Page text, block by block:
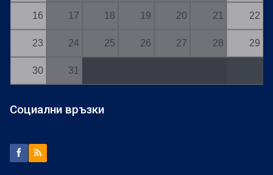
16 17 18 19 20 21 22
23 24 25 26 27 28 29
30 31
Социални връзки